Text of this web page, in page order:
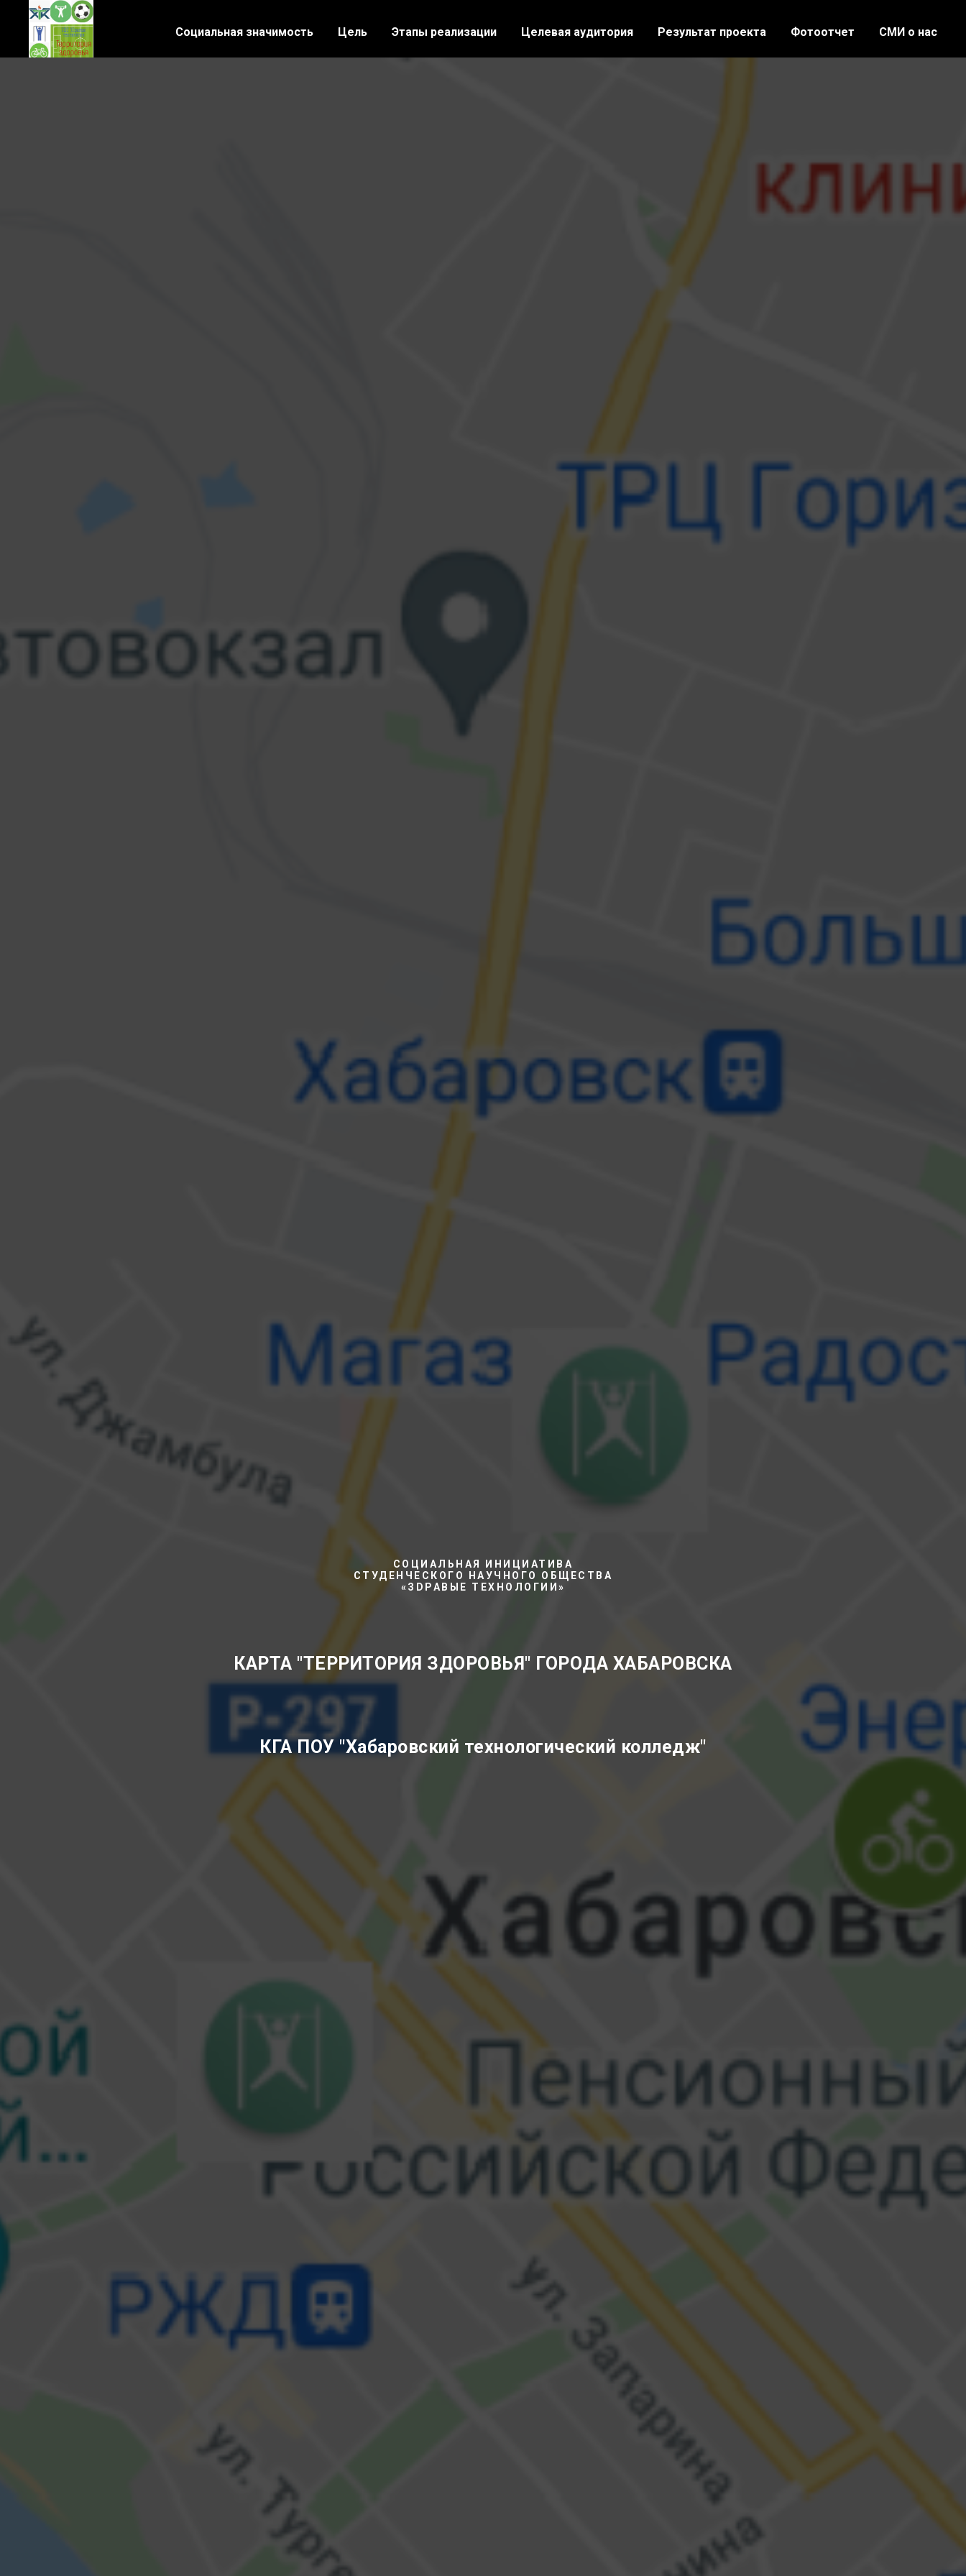
Социальная значимость Цель Этапы реализации Целевая аудитория Результат проекта Фотоотчет СМИ о нас
СОЦИАЛЬНАЯ ИНИЦИАТИВА
СТУДЕНЧЕСКОГО НАУЧНОГО ОБЩЕСТВА
«ЗDРАВЫЕ ТЕХНОЛОГИИ»
КАРТА "ТЕРРИТОРИЯ ЗДОРОВЬЯ" ГОРОДА ХАБАРОВСКА
КГА ПОУ "Хабаровский технологический колледж"